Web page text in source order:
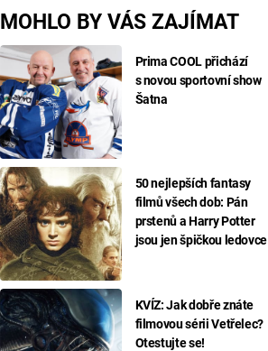
MOHLO BY VÁS ZAJÍMAT
Prima COOL přichází
s novou sportovní show
Šatna
50 nejlepších fantasy
filmů všech dob: Pán
prstenů a Harry Potter
jsou jen špičkou ledovce
KVÍZ: Jak dobře znáte
filmovou sérii Vetřelec?
Otestujte se!